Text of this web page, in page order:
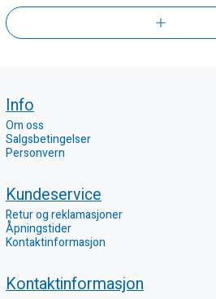
Info
Om oss
Salgsbetingelser
Personvern
Kundeservice
Retur og reklamasjoner
Åpningstider
Kontaktinformasjon
Kontaktinformasjon